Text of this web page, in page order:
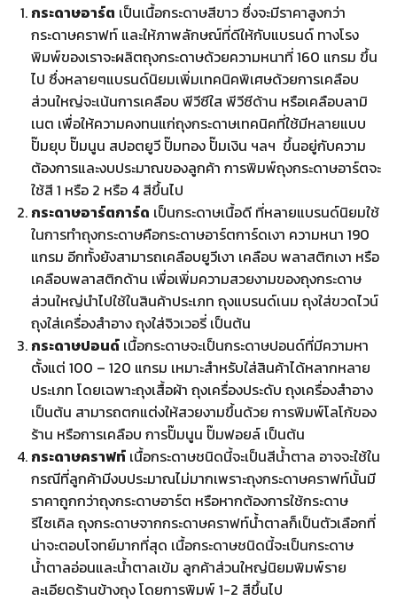
กระดาษอาร์ต เป็นเนื้อกระดาษสีขาว ซึ่งจะมีราคาสูงกว่า
กระดาษคราฟท์ และให้ภาพลักษณ์ที่ดีให้กับแบรนด์ ทางโรง
พิมพ์ของเราจะผลิตถุงกระดาษด้วยความหนาที่ 160 แกรม ขึ้น
ไป ซึ่งหลายๆแบรนด์นิยมเพิ่มเทคนิคพิเศษด้วยการเคลือบ
ส่วนใหญ่จะเน้นการเคลือบ พีวีซีใส พีวีซีด้าน หรือเคลือบลามิ
เนต เพื่อให้ความคงทนแก่ถุงกระดาษเทคนิคที่ใช้มีหลายแบบ
ปั๊มยุบ ปั๊มนูน สปอตยูวี ปั๊มทอง ปั๊มเงิน ฯลฯ ขึ้นอยู่กับความ
ต้องการและงบประมาณของลูกค้า การพิมพ์ถุงกระดาษอาร์ตจะ
ใช้สี 1 หรือ 2 หรือ 4 สีขึ้นไป
กระดาษอาร์ตการ์ด เป็นกระดาษเนื้อดี ที่หลายแบรนด์นิยมใช้
ในการทำถุงกระดาษคือกระดาษอาร์ตการ์ดเงา ความหนา 190
แกรม อีกทั้งยังสามารถเคลือบยูวีเงา เคลือบ พลาสติกเงา หรือ
เคลือบพลาสติกด้าน เพื่อเพิ่มความสวยงามของถุงกระดาษ
ส่วนใหญ่นำไปใช้ในสินค้าประเภท ถุงแบรนด์เนม ถุงใส่ขวดไวน์
ถุงใส่เครื่องสำอาง ถุงใส่จิวเวอรี่ เป็นต้น
กระดาษปอนด์ เนื้อกระดาษจะเป็นกระดาษปอนด์ที่มีความหา
ตั้งแต่ 100 – 120 แกรม เหมาะสำหรับใส่สินค้าได้หลากหลาย
ประเภท โดยเฉพาะถุงเสื้อผ้า ถุงเครื่องประดับ ถุงเครื่องสำอาง
เป็นต้น สามารถตกแต่งให้สวยงามขึ้นด้วย การพิมพ์โลโก้ของ
ร้าน หรือการเคลือบ การปั๊มนูน ปั๊มฟอยล์ เป็นต้น
กระดาษคราฟท์ เนื้อกระดาษชนิดนี้จะเป็นสีน้ำตาล อาจจะใช้ใน
กรณีที่ลูกค้ามีงบประมาณไม่มากเพราะถุงกระดาษคราฟท์นั้นมี
ราคาถูกกว่าถุงกระดาษอาร์ต หรือหากต้องการใช้กระดาษ
รีไซเคิล ถุงกระดาษจากกระดาษคราฟท์น้ำตาลก็เป็นตัวเลือกที่
น่าจะตอบโจทย์มากที่สุด เนื้อกระดาษชนิดนี้จะเป็นกระดาษ
น้ำตาลอ่อนและน้ำตาลเข้ม ลูกค้าส่วนใหญ่นิยมพิมพ์ราย
ละเอียดร้านข้างถุง โดยการพิมพ์ 1-2 สีขึ้นไป